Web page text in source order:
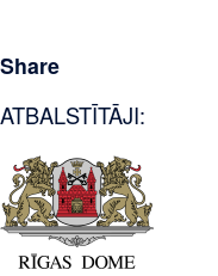
Share
ATBALSTĪTĀJI: